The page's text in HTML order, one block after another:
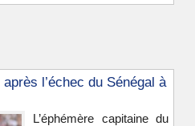
l’échec du Sénégal à
L’éphémère capitaine du